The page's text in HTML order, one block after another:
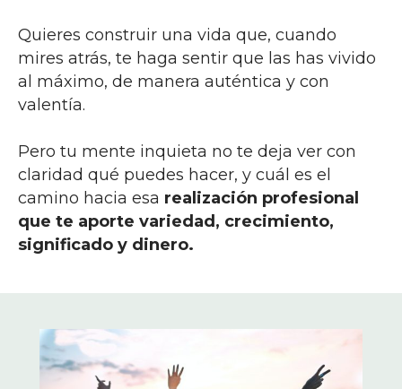
Quieres construir una vida que, cuando
mires atrás, te haga sentir que las has vivido
al máximo, de manera auténtica y con
valentía.
Pero tu mente inquieta no te deja ver con
claridad qué puedes hacer, y cuál es el
camino hacia esa realización profesional
que te aporte variedad, crecimiento,
significado y dinero.